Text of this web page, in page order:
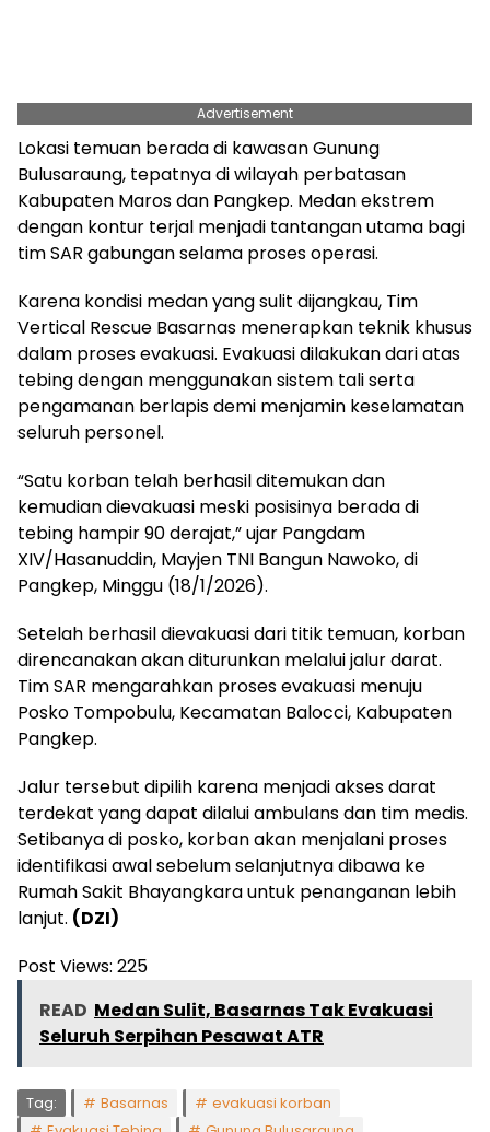
Advertisement
Lokasi temuan berada di kawasan Gunung
Bulusaraung, tepatnya di wilayah perbatasan
Kabupaten Maros dan Pangkep. Medan ekstrem
dengan kontur terjal menjadi tantangan utama bagi
tim SAR gabungan selama proses operasi.
Karena kondisi medan yang sulit dijangkau, Tim
Vertical Rescue Basarnas menerapkan teknik khusus
dalam proses evakuasi. Evakuasi dilakukan dari atas
tebing dengan menggunakan sistem tali serta
pengamanan berlapis demi menjamin keselamatan
seluruh personel.
“Satu korban telah berhasil ditemukan dan
kemudian dievakuasi meski posisinya berada di
tebing hampir 90 derajat,” ujar Pangdam
XIV/Hasanuddin, Mayjen TNI Bangun Nawoko, di
Pangkep, Minggu (18/1/2026).
Setelah berhasil dievakuasi dari titik temuan, korban
direncanakan akan diturunkan melalui jalur darat.
Tim SAR mengarahkan proses evakuasi menuju
Posko Tompobulu, Kecamatan Balocci, Kabupaten
Pangkep.
Jalur tersebut dipilih karena menjadi akses darat
terdekat yang dapat dilalui ambulans dan tim medis.
Setibanya di posko, korban akan menjalani proses
identifikasi awal sebelum selanjutnya dibawa ke
Rumah Sakit Bhayangkara untuk penanganan lebih
lanjut. (DZI)
Post Views: 225
READ Medan Sulit, Basarnas Tak Evakuasi
Seluruh Serpihan Pesawat ATR
Tag: Basarnas
evakuasi korban